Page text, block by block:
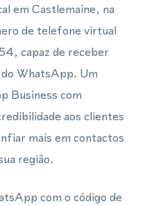
em Castlemaine, na
de telefone virtual
capaz de receber
do WhatsApp. Um
Business com
aos clientes
mais em contactos
região.
com o código de